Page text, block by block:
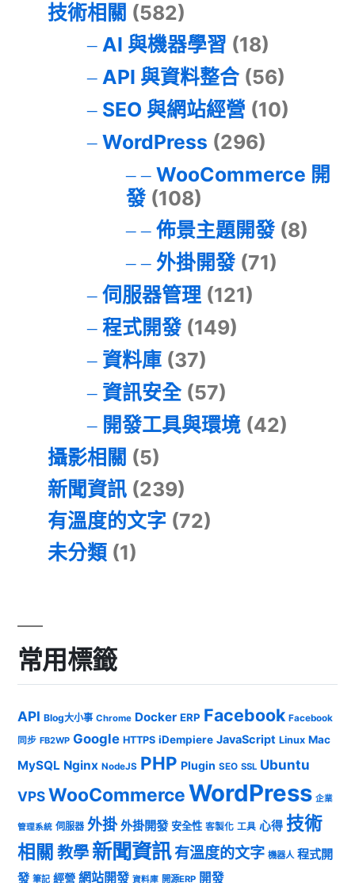
技術相關 (582)
AI 與機器學習 (18)
API 與資料整合(56)
SEO 與網站經營 (10)
WordPress (296)
WooCommerce 開
發(108)
佈景主題開發(8)
外掛開發(71)
伺服器管理(121)
程式開發(149)
資料庫(37)
資訊安全(57)
開發工具與環境(42)
攝影相關 (5)
新聞資訊 (239)
有溫度的文字 (72)
未分類 (1)
常用標籤
API Blog大小事 Chrome Docker ERP Facebook Facebook
同步 FB2WP Google HTTPS iDempiere JavaScript Linux Mac
MySQL Nginx NodeJS PHP Plugin SEO SSL Ubuntu
VPSWooCommerceWordPress 企業
管理系統 伺服器 外掛 外掛開發 安全性 客製化 工具 心得 技術
相關 教學 新聞資訊有溫度的文字 機器人 程式開
發 筆記 經營 網站開發 資料庫 開源ERP 開發